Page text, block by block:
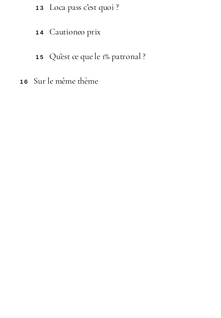
13 Loca pass c’est quoi ?
14 Cautioneo prix
15 Qu’est ce que le 1% patronal ?
16 Sur le même thème